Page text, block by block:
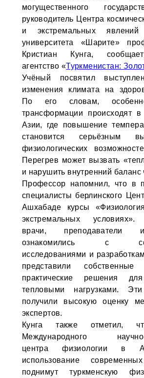
могущественного
руководитель Центра
и экстремальных явлений
университета «Шарите»
Кристиан Кунга,
агентство «Туркменистан:
Учёный посвятил
изменения климата на
По его словам,
трансформации происходят в
Азии, где повышение
становится серьёзным
физиологических
Перегрев может вызвать
и нарушить внутренний баланс
Профессор напомнил, что в
специалисты берлинского
Ашхабаде курсы
экстремальных условиях».
врачи, преподаватели
ознакомились с
исследованиями и
представили
практические решения
тепловыми нагрузками.
получили высокую оценку
экспертов.
Кунга также отметил,
Международного научно-
центра физиологии в
использование
поднимут туркменскую